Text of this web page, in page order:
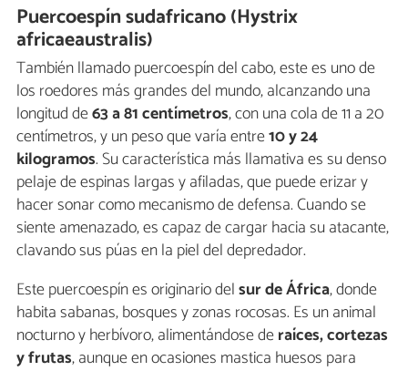
Puercoespín sudafricano (Hystrix
africaeaustralis)
También llamado puercoespín del cabo, este es uno de
los roedores más grandes del mundo, alcanzando una
longitud de63 a 81centímetros, con una cola de 11 a 20
centímetros, y un peso que varía entre10 y 24
kilogramos. Su característica más llamativa es su denso
pelaje de espinas largas y afiladas, que puede erizar y
hacer sonar como mecanismo de defensa. Cuando se
siente amenazado, es capaz de cargar hacia su atacante,
clavando sus púas en la piel del depredador.
Este puercoespín es originario delsur de África, donde
habita sabanas, bosques y zonas rocosas. Es un animal
nocturno y herbívoro, alimentándose deraíces, cortezas
y frutas, aunque en ocasiones mastica huesos para